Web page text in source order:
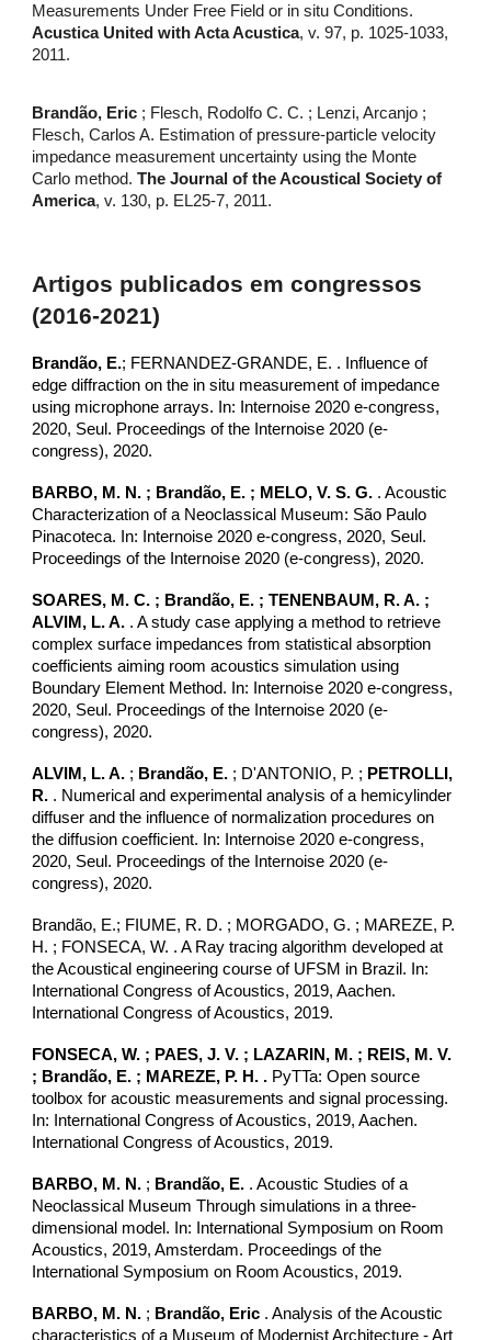
Measurements Under Free Field or in situ Conditions.
Acustica United with Acta Acustica, v. 97, p. 1025-1033,
2011.
Brandão, Eric ; Flesch, Rodolfo C. C. ; Lenzi, Arcanjo ;
Flesch, Carlos A. Estimation of pressure-particle velocity
impedance measurement uncertainty using the Monte
Carlo method.The Journal of the Acoustical Society of
America, v. 130, p. EL25-7, 2011.
Artigos publicados em congressos
(2016-2021)
Brandão, E.; FERNANDEZ-GRANDE, E. . Influence of
edge diffraction on the in situ measurement of impedance
using microphone arrays. In: Internoise 2020 e-congress,
2020, Seul. Proceedings of the Internoise 2020 (e-
congress), 2020.
BARBO, M. N. ; Brandão, E. ; MELO, V. S. G. . Acoustic
Characterization of a Neoclassical Museum: São Paulo
Pinacoteca. In: Internoise 2020 e-congress, 2020, Seul.
Proceedings of the Internoise 2020 (e-congress), 2020.
SOARES, M. C. ; Brandão, E. ; TENENBAUM, R. A. ;
ALVIM, L. A. . A study case applying a method to retrieve
complex surface impedances from statistical absorption
coefficients aiming room acoustics simulation using
Boundary Element Method. In: Internoise 2020 e-congress,
2020, Seul. Proceedings of the Internoise 2020 (e-
congress), 2020.
ALVIM, L. A. ; Brandão, E. ; D'ANTONIO, P. ; PETROLLI,
R. . Numerical and experimental analysis of a hemicylinder
diffuser and the influence of normalization procedures on
the diffusion coefficient. In: Internoise 2020 e-congress,
2020, Seul. Proceedings of the Internoise 2020 (e-
congress), 2020.
Brandão, E.; FIUME, R. D. ; MORGADO, G. ; MAREZE, P.
H. ; FONSECA, W. . A Ray tracing algorithm developed at
the Acoustical engineering course of UFSM in Brazil. In:
International Congress of Acoustics, 2019, Aachen.
International Congress of Acoustics, 2019.
FONSECA, W. ; PAES, J. V. ; LAZARIN, M. ; REIS, M. V.
; Brandão, E. ; MAREZE, P. H. . PyTTa: Open source
toolbox for acoustic measurements and signal processing.
In: International Congress of Acoustics, 2019, Aachen.
International Congress of Acoustics, 2019.
BARBO, M. N. ; Brandão, E. . Acoustic Studies of a
Neoclassical Museum Through simulations in a three-
dimensional model. In: International Symposium on Room
Acoustics, 2019, Amsterdam. Proceedings of the
International Symposium on Room Acoustics, 2019.
BARBO, M. N. ; Brandão, Eric . Analysis of the Acoustic
characteristics of a Museum of Modernist Architecture - Art